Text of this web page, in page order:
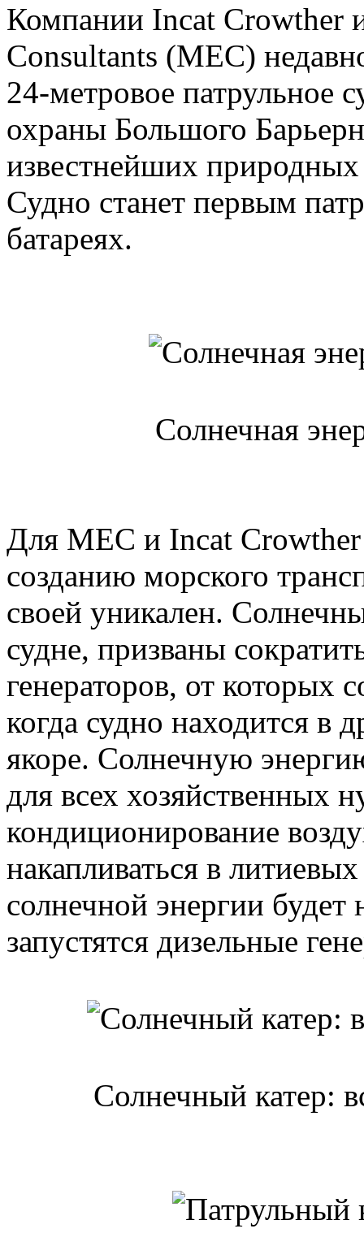
Компании Incat Crowther
Consultants (MEC)
24-метровое патрульное
охраны Большого
известнейших природных
Судно станет первым
батареях.
Солнечная
Для MEC и Incat
созданию морского
своей уникален.
судне, призваны
генераторов, от которых
когда судно находится в
якоре. Солнечную
для всех хозяйственных
кондиционирование
накапливаться в
солнечной энергии будет
запустятся дизельные
Солнечный катер: